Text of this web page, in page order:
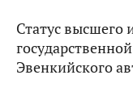
Статус высшего
Эвенкийского